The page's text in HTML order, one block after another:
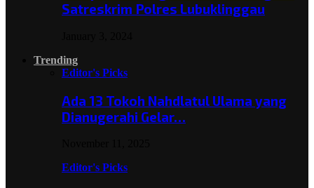
Satreskrim Polres Lubuklinggau
Trending
Editor's Picks
Ada 13 Tokoh Nahdlatul Ulama yang
Dianugerahi Gelar…
Editor's Picks